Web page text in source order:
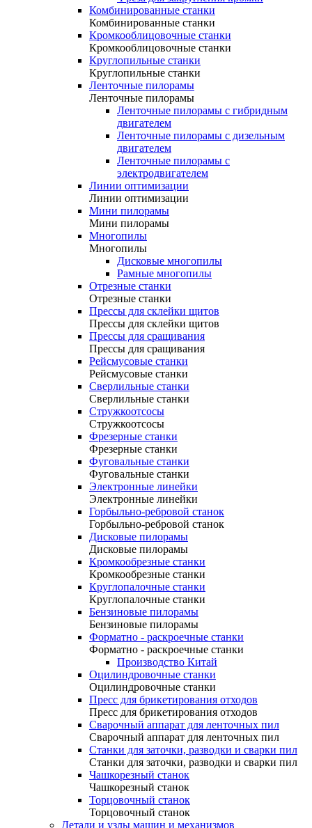
Комбинированные станки
Комбинированные станки
Кромкооблицовочные станки
Кромкооблицовочные станки
Круглопильные станки
Круглопильные станки
Ленточные пилорамы
Ленточные пилорамы
Ленточные пилорамы с гибридным
двигателем
Ленточные пилорамы с дизельным
двигателем
Ленточные пилорамы с
электродвигателем
Линии оптимизации
Линии оптимизации
Мини пилорамы
Мини пилорамы
Многопилы
Многопилы
Дисковые многопилы
Рамные многопилы
Отрезные станки
Отрезные станки
Прессы для склейки щитов
Прессы для склейки щитов
Прессы для сращивания
Прессы для сращивания
Рейсмусовые станки
Рейсмусовые станки
Сверлильные станки
Сверлильные станки
Стружкоотсосы
Стружкоотсосы
Фрезерные станки
Фрезерные станки
Фуговальные станки
Фуговальные станки
Электронные линейки
Электронные линейки
Горбыльно-ребровой станок
Горбыльно-ребровой станок
Дисковые пилорамы
Дисковые пилорамы
Кромкообрезные станки
Кромкообрезные станки
Круглопалочные станки
Круглопалочные станки
Бензиновые пилорамы
Бензиновые пилорамы
Форматно - раскроечные станки
Форматно - раскроечные станки
Производство Китай
Оцилиндровочные станки
Оцилиндровочные станки
Пресс для брикетирования отходов
Пресс для брикетирования отходов
Сварочный аппарат для ленточных пил
Сварочный аппарат для ленточных пил
Станки для заточки, разводки и сварки пил
Станки для заточки, разводки и сварки пил
Чашкорезный станок
Чашкорезный станок
Торцовочный станок
Торцовочный станок
Детали и узлы машин и механизмов